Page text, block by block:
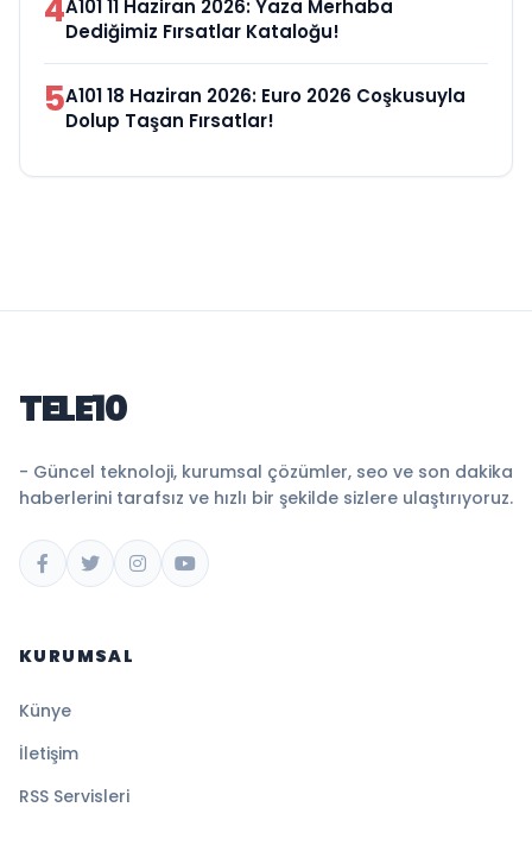
4A101 11 Haziran 2026: Yaza Merhaba
Dediğimiz Fırsatlar Kataloğu!
5A101 18 Haziran 2026: Euro 2026 Coşkusuyla
Dolup Taşan Fırsatlar!
TELE10
- Güncel teknoloji, kurumsal çözümler, seo ve son dakika
haberlerini tarafsız ve hızlı bir şekilde sizlere ulaştırıyoruz.
KURUMSAL
Künye
İletişim
RSS Servisleri